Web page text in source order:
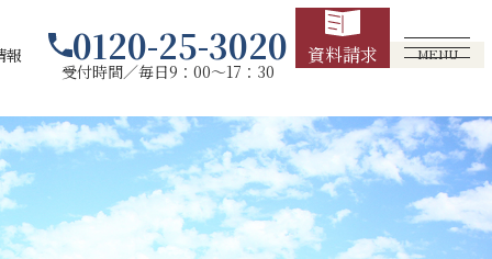
報 0120-25-3020
受付時間／毎日9：00～17：30
資料請求 MENU